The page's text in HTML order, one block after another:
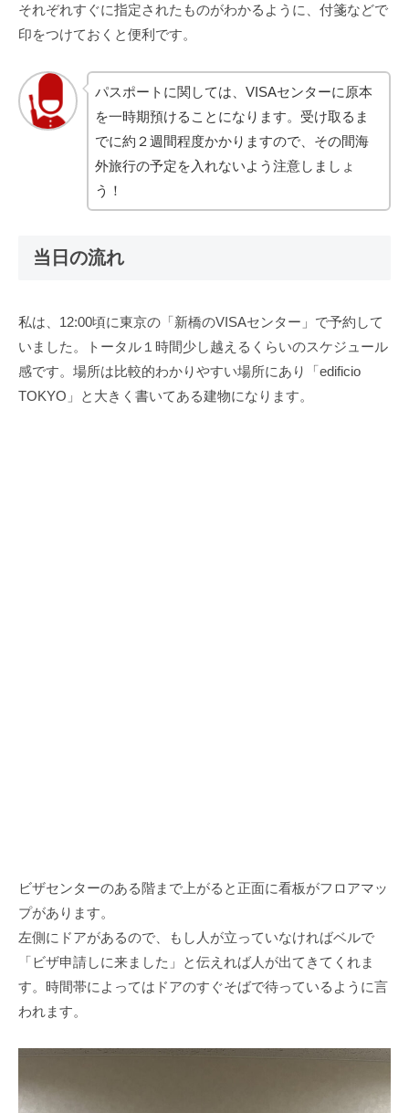
それぞれすぐに指定されたものがわかるように、付箋などで
印をつけておくと便利です。
パスポートに関しては、VISAセンターに原本
を一時期預けることになります。受け取るま
でに約２週間程度かかりますので、その間海
外旅行の予定を入れないよう注意しましょ
う！
当日の流れ
私は、12:00頃に東京の「新橋のVISAセンター」で予約して
いました。トータル１時間少し越えるくらいのスケジュール
感です。場所は比較的わかりやすい場所にあり「edificio
TOKYO」と大きく書いてある建物になります。
ビザセンターのある階まで上がると正面に看板がフロアマッ
プがあります。
左側にドアがあるので、もし人が立っていなければベルで
「ビザ申請しに来ました」と伝えれば人が出てきてくれま
す。時間帯によってはドアのすぐそばで待っているように言
われます。